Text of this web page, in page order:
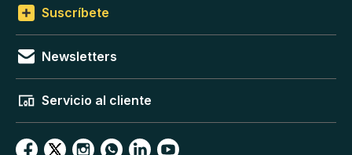
Suscríbete
Newsletters
Servicio al cliente